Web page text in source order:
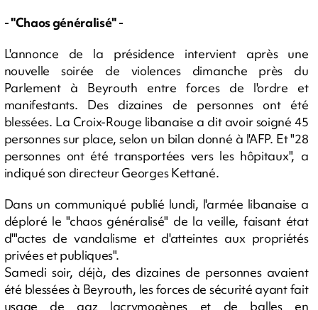
- "Chaos généralisé" -
L'annonce de la présidence intervient après une
nouvelle soirée de violences dimanche près du
Parlement à Beyrouth entre forces de l'ordre et
manifestants. Des dizaines de personnes ont été
blessées. La Croix-Rouge libanaise a dit avoir soigné 45
personnes sur place, selon un bilan donné à l'AFP. Et "28
personnes ont été transportées vers les hôpitaux", a
indiqué son directeur Georges Kettané.
Dans un communiqué publié lundi, l'armée libanaise a
déploré le "chaos généralisé" de la veille, faisant état
d'"actes de vandalisme et d'atteintes aux propriétés
privées et publiques".
Samedi soir, déjà, des dizaines de personnes avaient
été blessées à Beyrouth, les forces de sécurité ayant fait
usage de gaz lacrymogènes et de balles en